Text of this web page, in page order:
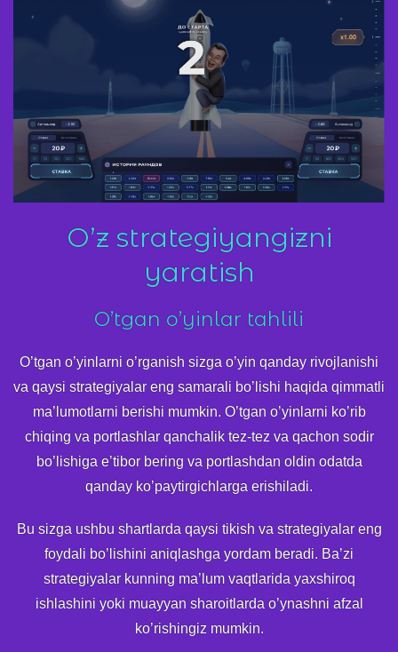
O’z strategiyangizni
yaratish
O’tgan o’yinlar tahlili
O’tgan o’yinlarni o’rganish sizga o’yin qanday rivojlanishi
va qaysi strategiyalar eng samarali bo’lishi haqida qimmatli
ma’lumotlarni berishi mumkin. O’tgan o’yinlarni ko’rib
chiqing va portlashlar qanchalik tez-tez va qachon sodir
bo’lishiga e’tibor bering va portlashdan oldin odatda
qanday ko’paytirgichlarga erishiladi.
Bu sizga ushbu shartlarda qaysi tikish va strategiyalar eng
foydali bo’lishini aniqlashga yordam beradi. Ba’zi
strategiyalar kunning ma’lum vaqtlarida yaxshiroq
ishlashini yoki muayyan sharoitlarda o’ynashni afzal
ko’rishingiz mumkin.